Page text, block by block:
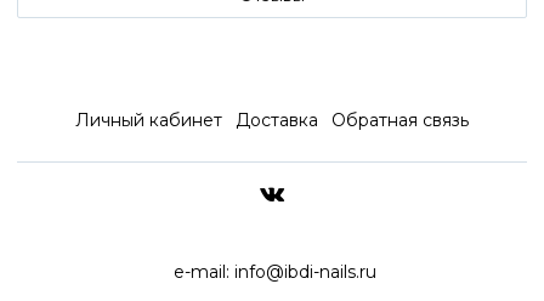
Личный кабинет Доставка Обратная связь
e-mail: info@ibdi-nails.ru